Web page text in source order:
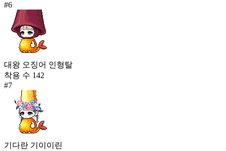
#6
대왕 오징어 인형탈
착용 수 142
#7
기다란 기이이린